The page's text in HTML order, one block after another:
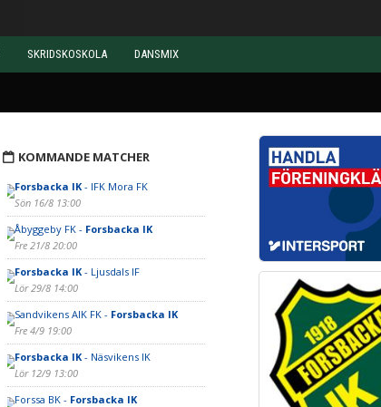
SKRIDSKOSKOLA DANSMIX
KOMMANDE MATCHER
Forsbacka IK- IFK Mora FK
Sön 16/8 13:00
Åbyggeby FK - Forsbacka IK
Fre 21/8 20:00
Forsbacka IK- Ljusdals IF
Lör 29/8 14:00
Sandvikens AIK FK - Forsbacka IK
Fre 4/9 19:00
Forsbacka IK- Näsvikens IK
Lör 12/9 13:00
Forssa BK - Forsbacka IK